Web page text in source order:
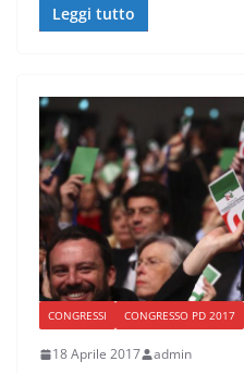
Leggi tutto
CONGRESSI CONGRESSO PD 2017
18 Aprile 2017 admin